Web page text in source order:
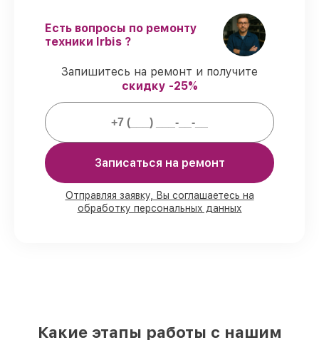
работы выполняются в оговоренные
сроки.
Гарантийное обслуживание – починка
проводится с соблюдением гарантийных
обязательств.
Гарантии на восстановление
планшетов:
работ выполняем в присутствии
владельца
90%комплектующих хранятся на
складе, остальные доступны в
Есть вопросы по ремонту
техники Irbis ?
Запишитесь на ремонт и получите
скидку -25%
Записаться на ремонт
Отправляя заявку, Вы соглашаетесь на
обработку персональных данных
Какие этапы работы с нашим